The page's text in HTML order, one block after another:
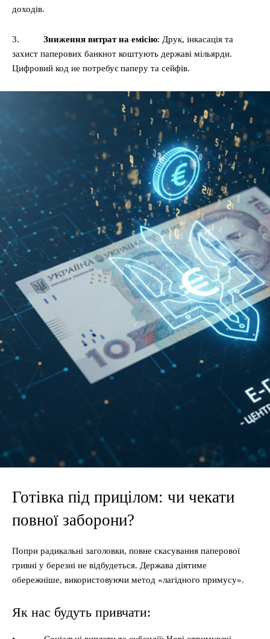
доходів.
3. Зниження витрат на емісію: Друк, інкасація та
захист паперових банкнот коштують державі мільярди.
Цифровий код не потребує паперу та сейфів.
Готівка під прицілом: чи чекати
повної заборони?
Попри радикальні заголовки, повне скасування паперової
гривні у березні не відбудеться. Держава діятиме
обережніше, використовуючи метод «лагідного примусу».
Як нас будуть привчати: